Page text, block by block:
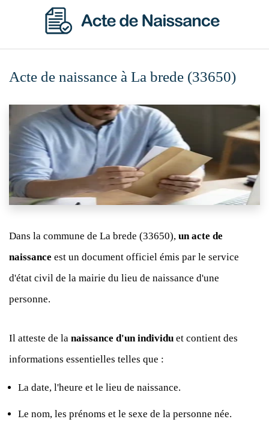
Acte de naissance à La brede (33650)
Dans la commune de La brede (33650), un acte de
naissance est un document officiel émis par le service
d'état civil de la mairie du lieu de naissance d'une
personne.
Il atteste de la naissance d'un individu et contient des
informations essentielles telles que :
La date, l'heure et le lieu de naissance.
Le nom, les prénoms et le sexe de la personne née.